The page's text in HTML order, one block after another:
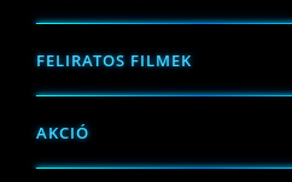
FELIRATOS FILMEK
AKCIÓ